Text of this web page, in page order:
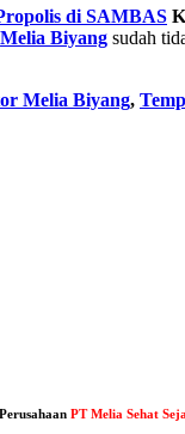
di SAMBAS
Melia Biyang sudah
Melia Biyang,
PT Melia Sehat